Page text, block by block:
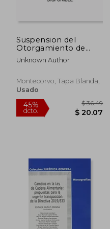
$ 101.23
Suspension del
Otorgamiento de
Licencias Urbanisticas.
(en Inglés)
Unknown Author
Montecorvo, Tapa Blanda,
Usado